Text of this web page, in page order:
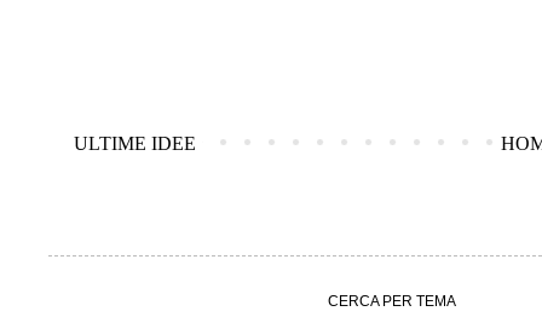
ULTIME IDEE
CERCA PER TEMA